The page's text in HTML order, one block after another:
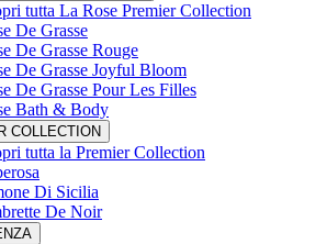
tutta La Rose Premier Collection
De Grasse
De Grasse Rouge
De Grasse Joyful Bloom
De Grasse Pour Les Filles
Bath & Body
COLLECTION
tutta la Premier Collection
Di Sicilia
De Noir